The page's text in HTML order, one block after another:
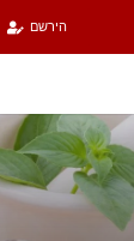
הירשם